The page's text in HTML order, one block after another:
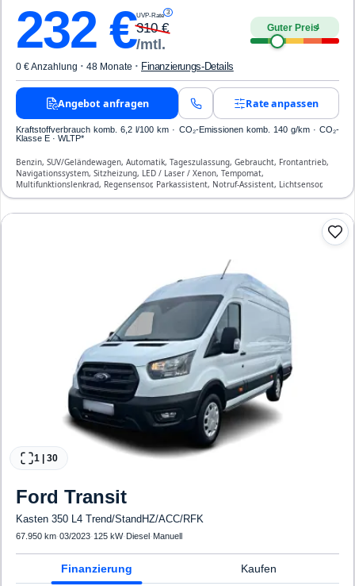
232 €UVP-Rate 3
310€
/mtl.
Guter Preis4
0 € Anzahlung · 48 Monate · Finanzierungs-Details
Angebot anfragen Rate anpassen
Kraftstoffverbrauch komb. 6,2 l/100 km · CO₂-Emissionen komb. 140 g/km · CO₂-
Klasse E · WLTP*
Benzin, SUV/Geländewagen, Automatik, Tageszulassung, Gebraucht, Frontantrieb,
Navigationssystem, Sitzheizung, LED / Laser / Xenon, Tempomat,
Multifunktionslenkrad, Regensensor, Parkassistent, Notruf-Assistent, Lichtsensor,
Start/Stopp-Automatik, Bluetooth, Freisprecheinrichtung, Verkehrszeichen-
1 30
Ford Transit
Kasten 350 L4 Trend/StandHZ/ACC/RFK
67.950 km·03/2023· 125 kW· Diesel· Manuell
Finanzierung Kaufen